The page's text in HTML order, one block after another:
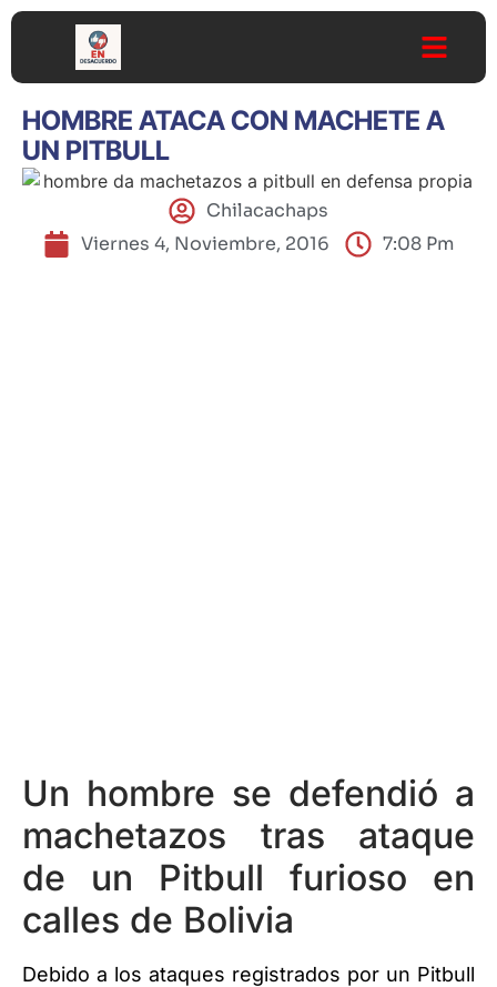
HOMBRE ATACA CON MACHETE A
UN PITBULL
Chilacachaps
Viernes 4, Noviembre, 2016
7:08 Pm
Un hombre se defendió a
machetazos tras ataque
de un Pitbull furioso en
calles de Bolivia
Debido a los ataques registrados por un Pitbull